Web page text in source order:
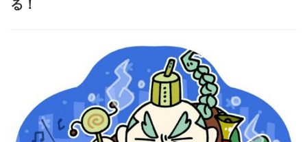
る！